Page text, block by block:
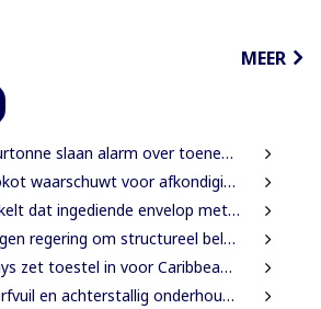
MEER
toenemende prostitutie, drugshandel en overlast door vreemdelingen
voor afkondiging 5-kilometerstraalwet
met vermogensinformatie van DNA-lid vermoedelijk is opengemaakt
om structureel beleid en meer ondersteuning
in voor Caribbean Premier League crickettoernooi
achterstallig onderhoud gezamenlijk aan